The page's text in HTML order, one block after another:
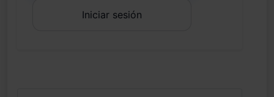
Iniciar sesión